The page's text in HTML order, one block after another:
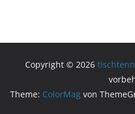
Copyright © 2026
Theme: ColorMag von